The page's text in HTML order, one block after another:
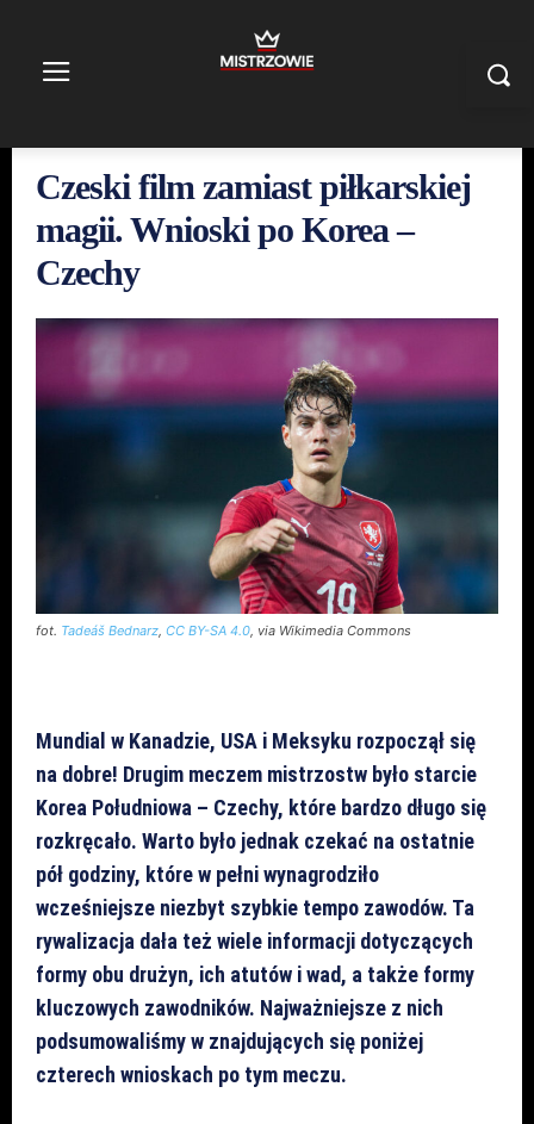
Czeski film zamiast piłkarskiej
magii. Wnioski po Korea –
Czechy
fot. Tadeáš Bednarz, CC BY-SA 4.0, via Wikimedia Commons
Mundial w Kanadzie, USA i Meksyku rozpoczął się
na dobre! Drugim meczem mistrzostw było starcie
Korea Południowa – Czechy, które bardzo długo się
rozkręcało. Warto było jednak czekać na ostatnie
pół godziny, które w pełni wynagrodziło
wcześniejsze niezbyt szybkie tempo zawodów. Ta
rywalizacja dała też wiele informacji dotyczących
formy obu drużyn, ich atutów i wad, a także formy
kluczowych zawodników. Najważniejsze z nich
podsumowaliśmy w znajdujących się poniżej
czterech wnioskach po tym meczu.